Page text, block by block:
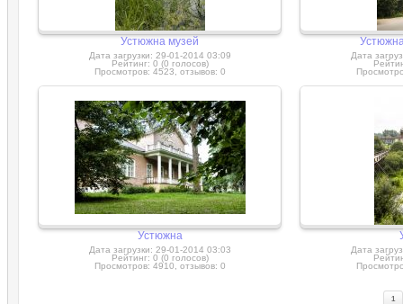
Устюжна музей
Дата загрузки: 29-01-2014 03:09
Рейтинг: 0 (0 голосов)
Просмотров: 4523, отзывов: 0
Дата
Устюжна
Дата загрузки: 29-01-2014 03:03
Рейтинг: 0 (0 голосов)
Просмотров: 4910, отзывов: 0
Дата
1